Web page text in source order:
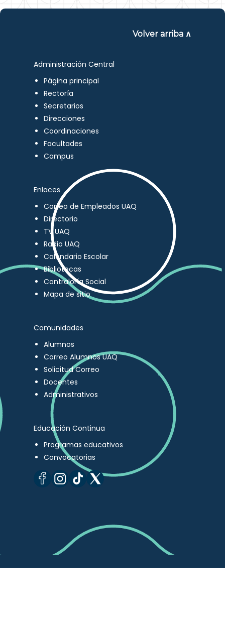
Volver arriba ∧
Administración Central
Página principal
Rectoría
Secretarios
Direcciones
Coordinaciones
Facultades
Campus
Enlaces
Correo de Empleados UAQ
Directorio
TV UAQ
Radio UAQ
Calendario Escolar
Bibliotecas
Contraloría Social
Mapa de sitio
Comunidades
Alumnos
Correo Alumnos UAQ
Solicitud Correo
Docentes
Administrativos
Educación Continua
Programas educativos
Convocatorias